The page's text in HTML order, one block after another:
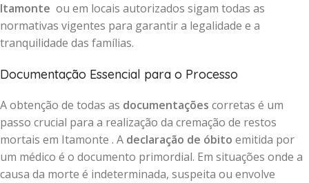
Itamonte ou em locais autorizados sigam todas as
normativas vigentes para garantir a legalidade e a
tranquilidade das famílias.
Documentação Essencial para o Processo
A obtenção de todas as documentações corretas é um
passo crucial para a realização da cremação de restos
mortais em Itamonte . A declaração de óbito emitida por
um médico é o documento primordial. Em situações onde a
causa da morte é indeterminada, suspeita ou envolve